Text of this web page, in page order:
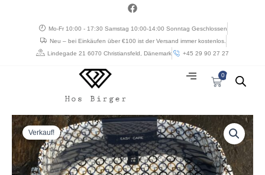
a
e
o
o
Mo-Fr 10:00 - 17:30 Samstag 10:00-14:00 Sonntag Geschlossen
Neu – bei Einkäufen über €100 ist der Versand immer kostenlos.
Lindegade 21 6070 Christiansfeld, Dänemark
+45 29 90 27 27
0
Warenkorb
Verkauf!
Ursprünglicher
Preis
war:
€ 80,28
Aktueller
Preis
ist:
€ 48,17.
Casa
Moda
skjorte
comfort
fit